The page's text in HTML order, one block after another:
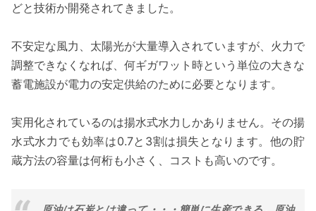
どと技術か開発されてきました。
不安定な風力、太陽光が大量導入されていますが、火力で
調整できなくなれば、何ギガワット時という単位の大きな
蓄電施設が電力の安定供給のために必要となります。
実用化されているのは揚水式水力しかありません。その揚
水式水力でも効率は0.7と3割は損失となります。他の貯
蔵方法の容量は何桁も小さく、コストも高いのです。